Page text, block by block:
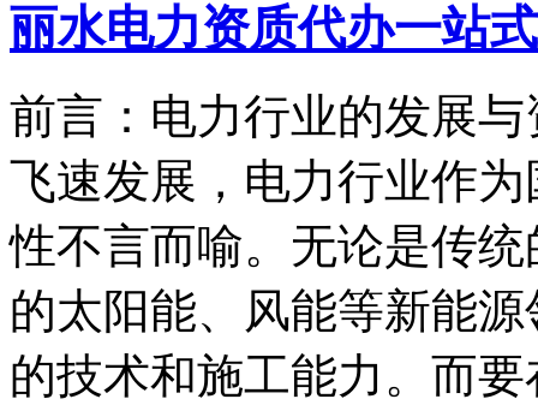
丽水电力资质代办一站
前言：电力行业的发展
飞速发展，电力行业作
性不言而喻。无论是传
的太阳能、风能等新能
的技术和施工能力。而